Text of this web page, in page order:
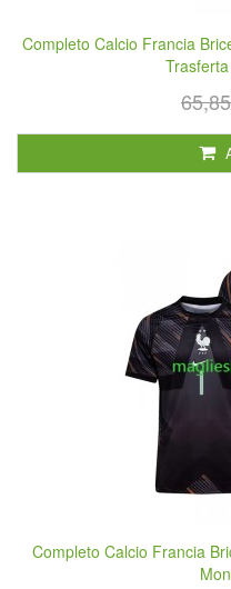
Completo Calcio Francia
Completo Calcio Francia